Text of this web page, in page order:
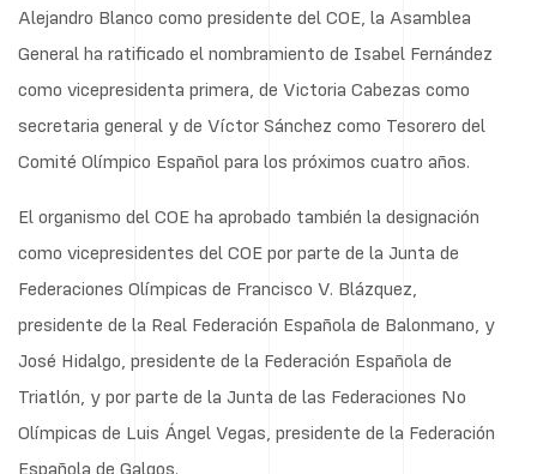
Alejandro Blanco como presidente del COE, la Asamblea
General ha ratificado el nombramiento de Isabel Fernández
como vicepresidenta primera, de Victoria Cabezas como
secretaria general y de Víctor Sánchez como Tesorero del
Comité Olímpico Español para los próximos cuatro años.
El organismo del COE ha aprobado también la designación
como vicepresidentes del COE por parte de la Junta de
Federaciones Olímpicas de Francisco V. Blázquez,
presidente de la Real Federación Española de Balonmano, y
José Hidalgo, presidente de la Federación Española de
Triatlón, y por parte de la Junta de las Federaciones No
Olímpicas de Luis Ángel Vegas, presidente de la Federación
Española de Galgos.